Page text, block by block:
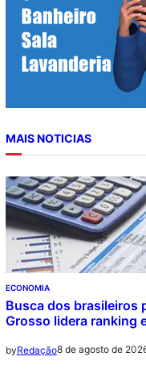
MAIS NOTICIAS
ECONOMIA
Busca dos brasileiros
Grosso lidera ranking
byRedação8 de agosto de